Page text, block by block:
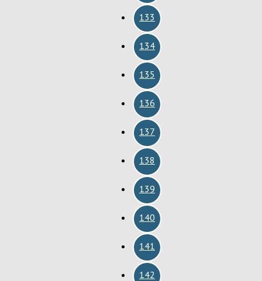
133
134
135
136
137
138
139
140
141
142